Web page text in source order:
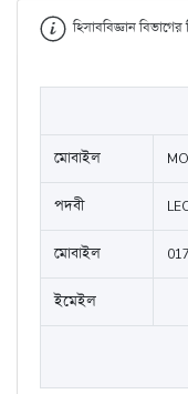
হিসাববিজ্ঞান
মোবাইল
পদবী
মোবাইল
ইমেইল